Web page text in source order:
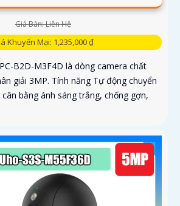
Giá Bán: Liên Hệ
Khuyến Mại: 1,235,000 ₫
B2D-M3F4D là dòng camera chất
giải 3MP. Tính năng Tự động chuyển
bằng ánh sáng trắng, chống gợn,